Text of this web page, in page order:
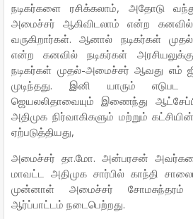
நடிகர்களை ரசிக்கலாம், அதோடு
அமைச்சர் ஆகிவிடலாம் என்ற கனவில்
வருகிறார்கள். ஆனால் நடிகர்கள்
என்ற கனவில் நடிகர்கள்
நடிகர்கள் முதல்-அமைச்சர் ஆவது எம்
முடிந்தது. இனி யாரும் எடுபட
ஜெயலலிதாவையும் இணைந்து
அதிமுக நிர்வாகிகளும் மற்றும்
ஏற்படுத்தியது,
அமைச்சர் தா.மோ. அன்பரசன் அவர்களை
மாவட்ட அதிமுக சார்பில் காந்தி
முன்னாள் அமைச்சர்
ஆர்ப்பாட்டம் நடைபெற்றது.